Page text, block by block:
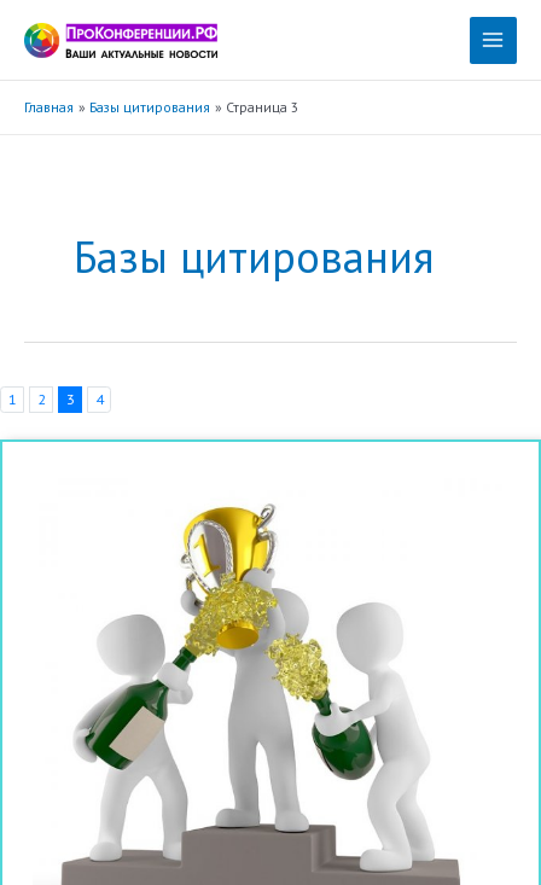
содержимому
Main
Главная Базы цитирования Страница 3
Базы цитирования
1 2 3 4